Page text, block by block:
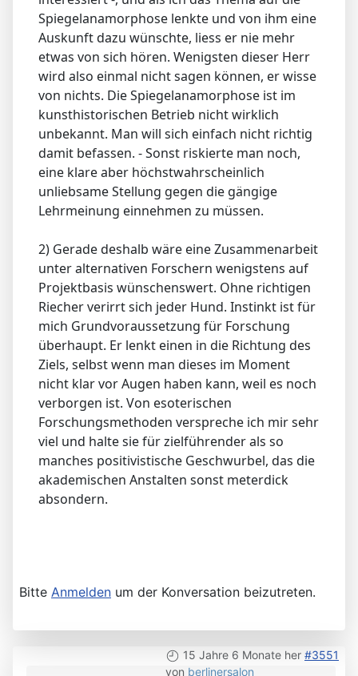
Spiegelanamorphose lenkte und von ihm eine
Auskunft dazu wünschte, liess er nie mehr
etwas von sich hören. Wenigsten dieser Herr
wird also einmal nicht sagen können, er wisse
von nichts. Die Spiegelanamorphose ist im
kunsthistorischen Betrieb nicht wirklich
unbekannt. Man will sich einfach nicht richtig
damit befassen. - Sonst riskierte man noch,
eine klare aber höchstwahrscheinlich
unliebsame Stellung gegen die gängige
Lehrmeinung einnehmen zu müssen.
2) Gerade deshalb wäre eine Zusammenarbeit
unter alternativen Forschern wenigstens auf
Projektbasis wünschenswert. Ohne richtigen
Riecher verirrt sich jeder Hund. Instinkt ist für
mich Grundvoraussetzung für Forschung
überhaupt. Er lenkt einen in die Richtung des
Ziels, selbst wenn man dieses im Moment
nicht klar vor Augen haben kann, weil es noch
verborgen ist. Von esoterischen
Forschungsmethoden verspreche ich mir sehr
viel und halte sie für zielführender als so
manches positivistische Geschwurbel, das die
akademischen Anstalten sonst meterdick
absondern.
Bitte Anmelden um der Konversation beizutreten.
15 Jahre 6 Monate her #3551
von berlinersalon